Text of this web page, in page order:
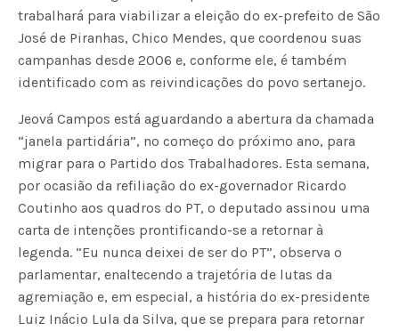
trabalhará para viabilizar a eleição do ex-prefeito de São
José de Piranhas, Chico Mendes, que coordenou suas
campanhas desde 2006 e, conforme ele, é também
identificado com as reivindicações do povo sertanejo.
Jeová Campos está aguardando a abertura da chamada
“janela partidária”, no começo do próximo ano, para
migrar para o Partido dos Trabalhadores. Esta semana,
por ocasião da refiliação do ex-governador Ricardo
Coutinho aos quadros do PT, o deputado assinou uma
carta de intenções prontificando-se a retornar à
legenda. “Eu nunca deixei de ser do PT”, observa o
parlamentar, enaltecendo a trajetória de lutas da
agremiação e, em especial, a história do ex-presidente
Luiz Inácio Lula da Silva, que se prepara para retornar